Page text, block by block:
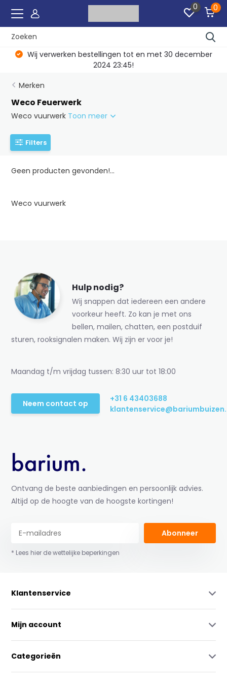
0 0
Wij verwerken bestellingen tot en met 30 december
2024 23:45!
Merken
Weco Feuerwerk
Weco vuurwerk Toon meer
Filters
Geen producten gevonden!...
Weco vuurwerk
Hulp nodig?
Wij snappen dat iedereen een andere
voorkeur heeft. Zo kan je met ons
bellen, mailen, chatten, een postduif
sturen, rooksignalen maken. Wij zijn er voor je!
Maandag t/m vrijdag tussen: 8:30 uur tot 18:00
Neem contact op
+31 6 43403688
Ontvang de beste aanbiedingen en persoonlijk advies.
Altijd op de hoogte van de hoogste kortingen!
Abonneer
* Lees hier de wettelijke beperkingen
Klantenservice
Mijn account
Categorieën